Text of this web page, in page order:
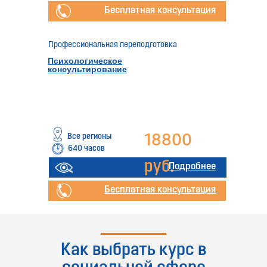
Бесплатная консультация
Психологическое
консультирование
18800
руб.
Все регионы
Профессиональная переподготовка
Подробнее
Бесплатная консультация
640 часов
Повышение квалификации
Как выбрать курс в